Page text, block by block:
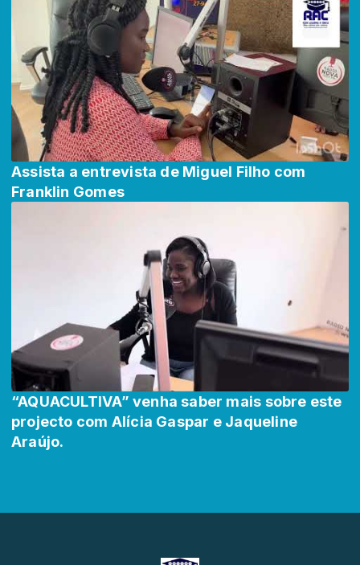
Assista a entrevista de Miguel Filho com
Franklin Gomes
“AQUACULTIVA” venha saber mais sobre este
projecto com Alícia Gaspar e Jaqueline
Araújo.